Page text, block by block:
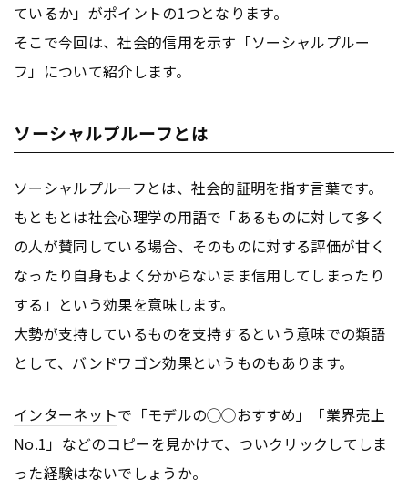
ているか」がポイントの1つとなります。
そこで今回は、社会的信用を示す「ソーシャルプルー
フ」について紹介します。
ソーシャルプルーフとは
ソーシャルプルーフとは、社会的証明を指す言葉です。
もともとは社会心理学の用語で「あるものに対して多く
の人が賛同している場合、そのものに対する評価が甘く
なったり自身もよく分からないまま信用してしまったり
する」という効果を意味します。
大勢が支持しているものを支持するという意味での類語
として、バンドワゴン効果というものもあります。
インターネットで「モデルの◯◯おすすめ」「業界売上
No.1」などのコピーを見かけて、ついクリックしてしま
った経験はないでしょうか。